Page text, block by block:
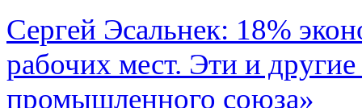
Сергей Эсальнек: 18%
рабочих мест. Эти и
промышленного союза»